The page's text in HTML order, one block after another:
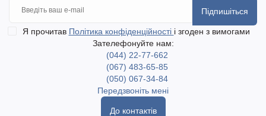
Підпишіться
Я прочитав Політика конфіденційності і згоден з вимогами
Зателефонуйте нам:
(044) 22-77-662
(067) 483-65-85
(050) 067-34-84
Передзвоніть мені
До контактів